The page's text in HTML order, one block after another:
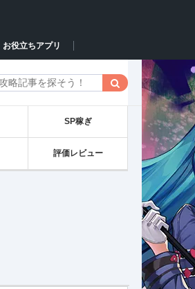
お役立ちアプリ
SP稼ぎ
評価レビュー